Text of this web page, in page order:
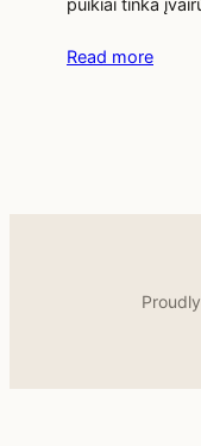
puikiai tinka
Read more